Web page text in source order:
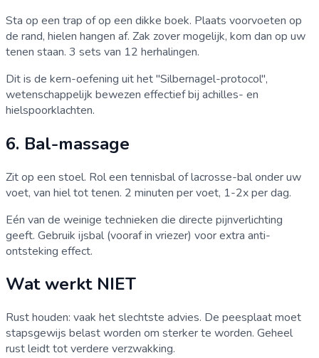
Sta op een trap of op een dikke boek. Plaats voorvoeten op
de rand, hielen hangen af. Zak zover mogelijk, kom dan op uw
tenen staan. 3 sets van 12 herhalingen.
Dit is de kern-oefening uit het "Silbernagel-protocol",
wetenschappelijk bewezen effectief bij achilles- en
hielspoorklachten.
6. Bal-massage
Zit op een stoel. Rol een tennisbal of lacrosse-bal onder uw
voet, van hiel tot tenen. 2 minuten per voet, 1-2x per dag.
Eén van de weinige technieken die directe pijnverlichting
geeft. Gebruik ijsbal (vooraf in vriezer) voor extra anti-
ontsteking effect.
Wat werkt NIET
Rust houden: vaak het slechtste advies. De peesplaat moet
stapsgewijs belast worden om sterker te worden. Geheel
rust leidt tot verdere verzwakking.